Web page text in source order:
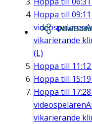
Hoppa till 09:11
videospelaren
vikarierande
(L)
Hoppa till 11:12
Hoppa till 15:19
Hoppa till 17:28
videospelaren
vikarierande
Dela/